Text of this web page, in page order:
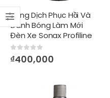
Dung Dịch Phục Hồi Và
Đánh Bóng Làm Mới
Đèn Xe Sonax Profiline
Headlight Polish
0out of 5
₫400,000